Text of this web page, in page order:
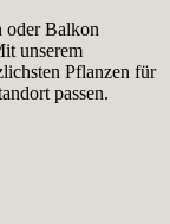
oder Balkon
unserem
Pflanzen für
passen.